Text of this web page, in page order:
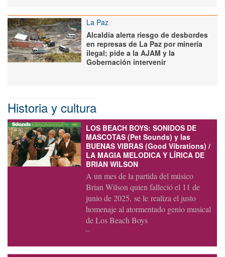
La Paz
Alcaldía alerta riesgo de desbordes
en represas de La Paz por minería
ilegal; pide a la AJAM y la
Gobernación intervenir
Historia y cultura
LOS BEACH BOYS: SONIDOS DE
MASCOTAS (Pet Sounds) y las
BUENAS VIBRAS (Good Vibrations) /
LA MAGIA MELODICA Y LÍRICA DE
BRIAN WILSON
A un mes de la partida del músico
Brian Wilson quien falleció el 11 de
junio de 2025, se le realiza el justo
homenaje al atormentado genio musical
de Los Beach Boys